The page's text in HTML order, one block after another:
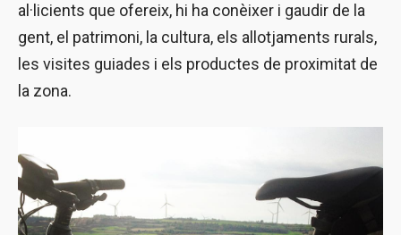
al·licients que ofereix, hi ha conèixer i gaudir de la
gent, el patrimoni, la cultura, els allotjaments rurals,
les visites guiades i els productes de proximitat de
la zona.